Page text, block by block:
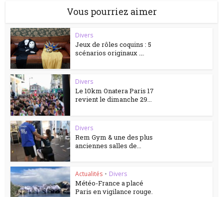
Vous pourriez aimer
Divers
Jeux de rôles coquins : 5
scénarios originaux ….
Divers
Le 10km Onatera Paris 17
revient le dimanche 29...
Divers
Rem Gym & une des plus
anciennes salles de...
Actualités • Divers
Météo-France a placé
Paris en vigilance rouge.